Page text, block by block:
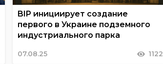
BIP инициирует создание
первого в Украине подземного
индустриального парка
07.08.25 1122